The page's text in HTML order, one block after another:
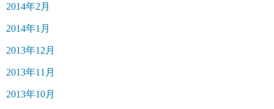
2014年2月
2014年1月
2013年12月
2013年11月
2013年10月